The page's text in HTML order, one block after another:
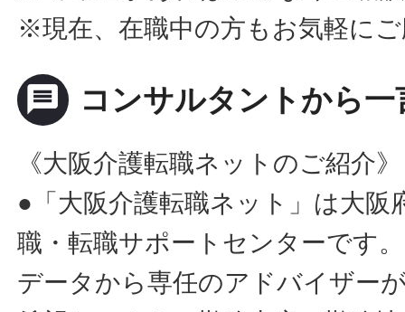
※現在、在職中の方もお気軽に
message コンサルタントから一
《大阪介護転職ネットのご紹介》
●「大阪介護転職ネット」は大阪
職・転職サポートセンターです
データから専任のアドバイザー